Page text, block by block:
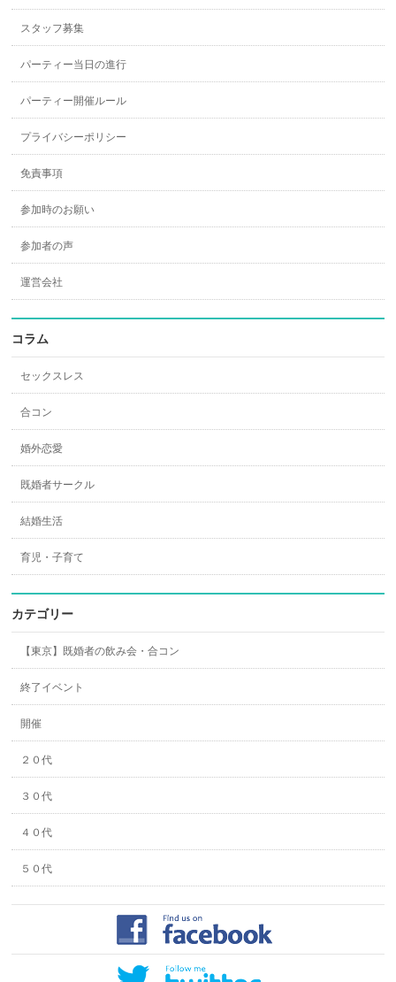
スタッフ募集
パーティー当日の進行
パーティー開催ルール
プライバシーポリシー
免責事項
参加時のお願い
参加者の声
運営会社
コラム
セックスレス
合コン
婚外恋愛
既婚者サークル
結婚生活
育児・子育て
カテゴリー
【東京】既婚者の飲み会・合コン
終了イベント
開催
２０代
３０代
４０代
５０代